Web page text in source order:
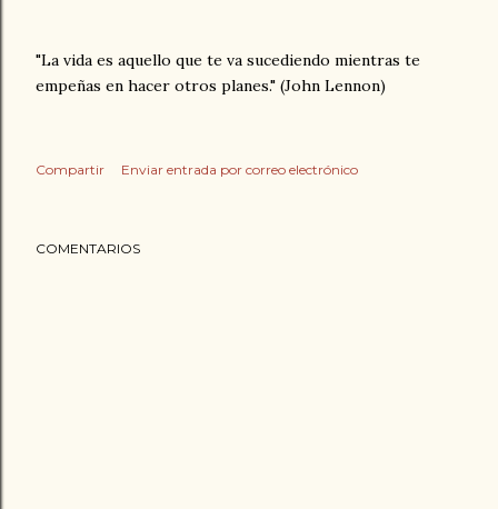
"La vida es aquello que te va sucediendo mientras te
empeñas en hacer otros planes." (John Lennon)
Compartir Enviar entrada por correo electrónico
COMENTARIOS